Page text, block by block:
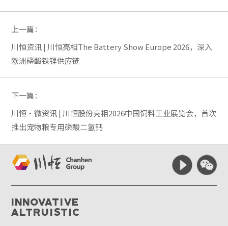
上一篇：
川恒资讯 | 川恒亮相The Battery Show Europe 2026，深入
欧洲磷酸铁锂供应链
下一篇：
川恒·微资讯 | 川恒股份亮相2026中国饲料工业展览会，首次
推出宠物粮专用磷酸二氢钙
Innovative
Altruistic